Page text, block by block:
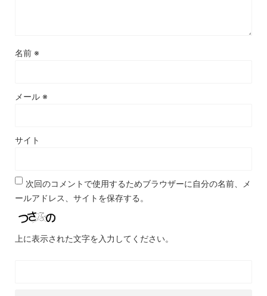
名前 ※
メール ※
サイト
次回のコメントで使用するためブラウザーに自分の名前、メ
ールアドレス、サイトを保存する。
上に表示された文字を入力してください。